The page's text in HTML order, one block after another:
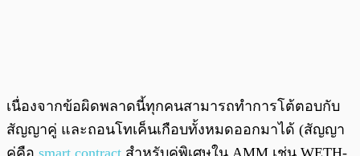
เนื่องจากข้อผิดพลาดนี้ทุกคนสามารถทำการโต้ตอบกับ
สัญญาคู่ และถอนโทเค็นเกือบทั้งหมดออกมาได้ (สัญญา